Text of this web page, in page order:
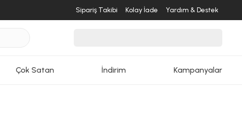
Sipariş Takibi Kolay İade Yardım & Destek
Çok Satan İndirim Kampanyalar